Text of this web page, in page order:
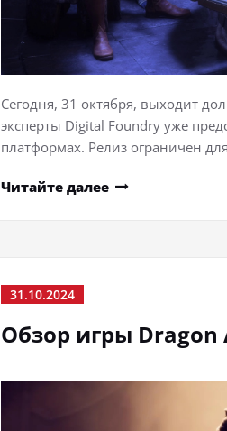
Сегодня, 31 октября, выходит
эксперты Digital Foundry уже
платформах. Релиз ограничен
Читайте далее
31.10.2024
Обзор игры Dragon